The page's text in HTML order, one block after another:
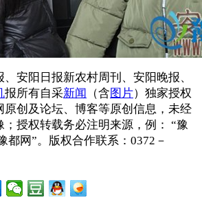
、安阳日报新农村周刊、安阳晚报、
报所有自采新闻 （含图片）独家授权
原创及论坛、博客等原创信息，未经
；授权转载务必注明来源，例： “豫
都网”。版权合作联系：0372－